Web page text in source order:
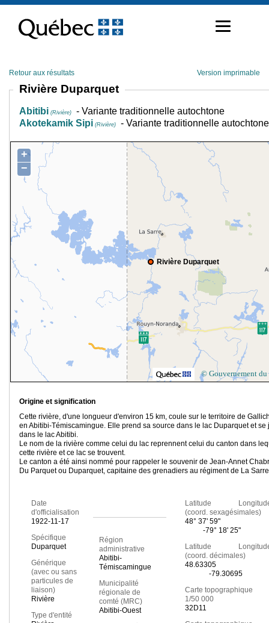
contenu
Retour aux résultats Version imprimable
Rivière Duparquet
Abitibi (Rivière)
- Variante traditionnelle autochtone
Akotekamik Sipi (Rivière) - Variante traditionnelle autochtone
Rivière Duparquet
+
−
© Gouvernement du
Origine et signification
Cette rivière, d'une longueur d'environ 15 km, coule sur le territoire de
en Abitibi-Témiscamingue. Elle prend sa source dans le lac Duparquet et se
dans le lac Abitibi.
Le nom de la rivière comme celui du lac reprennent celui du canton dans
cette rivière et ce lac se trouvent.
Le canton a été ainsi nommé pour rappeler le souvenir de Jean-Annet
Du Parquet ou Duparquet, capitaine des grenadiers au régiment de La
Date
d'officialisation
1922-11-17
Spécifique
Duparquet
Générique
(avec ou sans
particules de
liaison)
Rivière
Type d'entité
Région
administrative
Abitibi-
Témiscamingue
Municipalité
régionale de
comté (MRC)
Abitibi-Ouest
Latitude
(coord. sexagésimales)
48° 37' 59"
-79° 18' 25"
Latitude
(coord. décimales)
48.63305
-79.30695
Carte topographique
1/50 000
32D11